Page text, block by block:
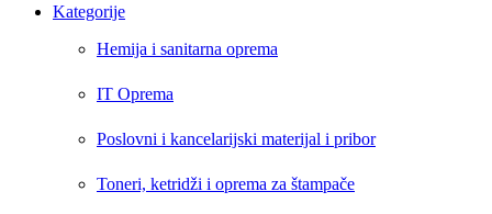
Kategorije
Hemija i sanitarna oprema
IT Oprema
Poslovni i kancelarijski materijal i pribor
Toneri, ketridži i oprema za štampače